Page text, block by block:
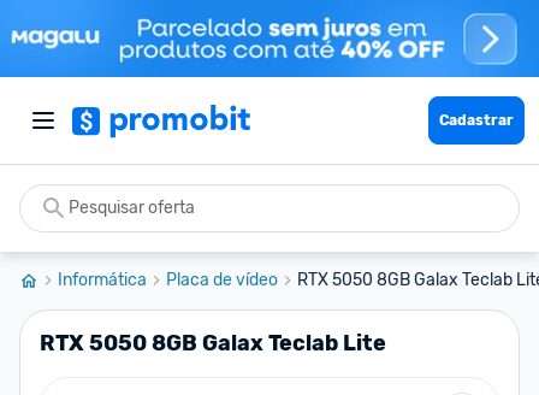
Cadastrar
Informática Placa de vídeo RTX 5050 8GB Galax Teclab
RTX 5050 8GB Galax Teclab Lite